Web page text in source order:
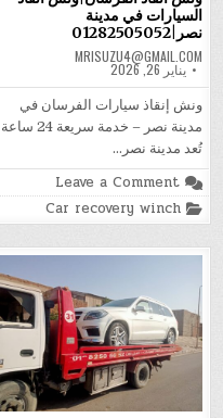
السيارات في مدينة
نصر|01282505052
MRISUZU4@GMAIL.COM
يناير 26, 2026
ونش إنقاذ سيارات الفرسان في
مدينة نصر – خدمة سريعة 24 ساعة
تُعد مدينة نصر…
Leave a Comment
ونش
انقاذ
الفرسان|
انقاذ
في
مدينة
نصر|01282505052
Posted
in
Car recovery winch